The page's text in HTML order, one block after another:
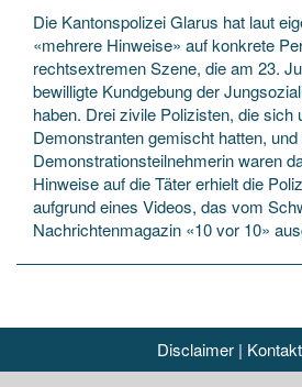
Die Kantonspolizei Glarus hat laut
«mehrere Hinweise» auf konkrete
rechtsextremen Szene, die am 23.
bewilligte Kundgebung der
haben. Drei zivile Polizisten, die sich
Demonstrantengemischt hatten, und
Demonstrationsteilnehmerin waren
Hinweise auf die Täter erhielt die
aufgrund eines Videos, das vom
Nachrichtenmagazin «10 vor 10»
Disclaimer | Kontakt